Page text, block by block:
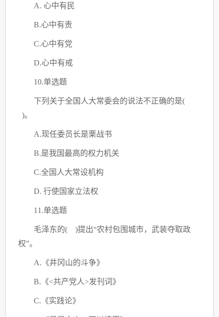
A. 心中有民
B.心中有责
C.心中有党
D.心中有戒
10.单选题
下列关于全国人大常委会的说法不正确的是(
)。
A.现任委员长是栗战书
B.是我国最高的权力机关
C.全国人大常设机构
D. 行使国家立法权
11.单选题
毛泽东的( )提出“农村包围城市，武装夺取政
权”。
A.《井冈山的斗争》
B.《<共产党人>发刊词》
C.《实践论》